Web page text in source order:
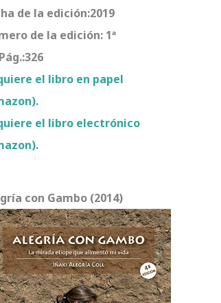
de la edición:2019
de la edición: 1ª
el libro en papel
el libro electrónico
con Gambo (2014)